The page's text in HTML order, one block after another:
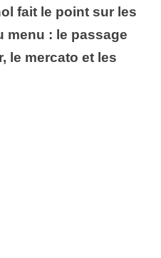
fait le point sur les
menu : le passage
le mercato et les